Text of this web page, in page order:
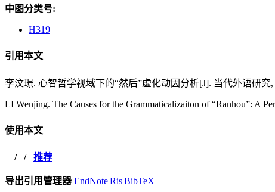
中图分类号:
H319
引用本文
李汶璟. 心智哲学视域下的“然后”虚化动因分析[J]. 当代外语研究,
LI Wenjing. The Causes for the Grammaticalizaiton of “Ranhou”: A
使用本文
/ / 推荐
导出引用管理器 EndNote|Ris|BibTeX